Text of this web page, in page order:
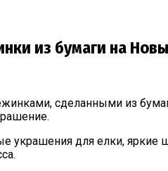
из бумаги на
сделанными из
украшения для елки, яркие